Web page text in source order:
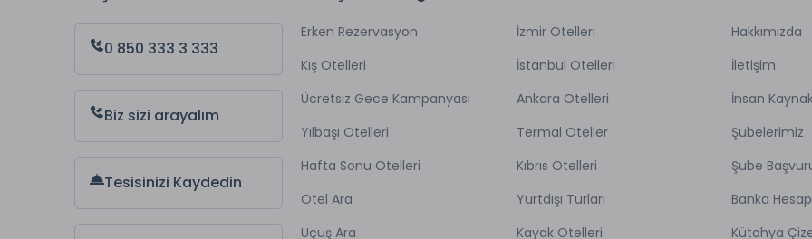
0 850 333 3 333
Biz sizi arayalım
Tesisinizi Kaydedin
Erken Rezervasyon
Kış Otelleri
Ücretsiz Gece Kampanyası
Yılbaşı Otelleri
Hafta Sonu Otelleri
Otel Ara
Uçuş Ara
İzmir Otelleri
İstanbul Otelleri
Ankara Otelleri
Termal Oteller
Kıbrıs Otelleri
Yurtdışı Turları
Kayak Otelleri
Hakkımızda
İletişim
İnsan
Şubelerimiz
Şube
Banka
Kütahya